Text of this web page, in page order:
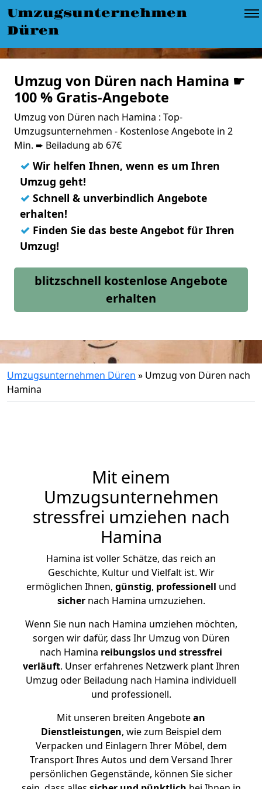
Umzugsunternehmen
Düren
Umzug von Düren nach Hamina ☛
100 % Gratis-Angebote
Umzug von Düren nach Hamina : Top-
Umzugsunternehmen - Kostenlose Angebote in 2
Min. ➨ Beiladung ab 67€
✓ Wir helfen Ihnen, wenn es um Ihren
Umzug geht!
✓ Schnell & unverbindlich Angebote
erhalten!
✓ Finden Sie das beste Angebot für Ihren
Umzug!
blitzschnell kostenlose Angebote
erhalten
Umzugsunternehmen Düren » Umzug von Düren nach
Hamina
Mit einem
Umzugsunternehmen
stressfrei umziehen nach
Hamina
Hamina ist voller Schätze, das reich an
Geschichte, Kultur und Vielfalt ist. Wir
ermöglichen Ihnen, günstig, professionell und
sichernach Hamina umzuziehen.
Wenn Sie nun nach Hamina umziehen möchten,
sorgen wir dafür, dass Ihr Umzug von Düren
nach Hamina reibungslos und stressfrei
verläuft. Unser erfahrenes Netzwerk plant Ihren
Umzug oder Beiladung nach Hamina individuell
und professionell.
Mit unseren breiten Angebotean
Dienstleistungen, wie zum Beispiel dem
Verpacken und Einlagern Ihrer Möbel, dem
Transport Ihres Autos und dem Versand Ihrer
persönlichen Gegenstände, können Sie sicher